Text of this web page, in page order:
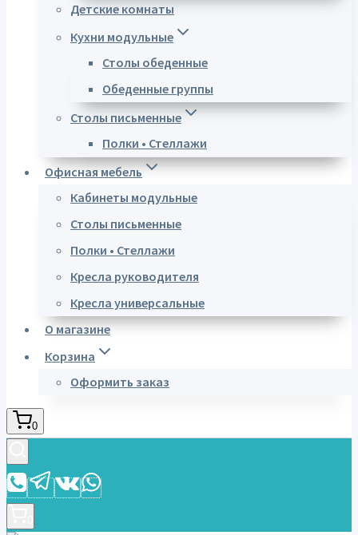
Детские комнаты
Кухни модульные
Столы обеденные
Обеденные группы
Столы письменные
Полки • Стеллажи
Офисная мебель
Кабинеты модульные
Столы письменные
Полки • Стеллажи
Кресла руководителя
Кресла универсальные
О магазине
Корзина
Оформить заказ
0